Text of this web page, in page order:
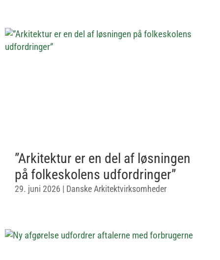
”Arkitektur er en del af løsningen
på folkeskolens udfordringer”
29. juni 2026 | Danske Arkitektvirksomheder